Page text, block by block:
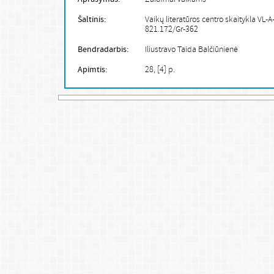
Šaltinis:
Vaikų literatūros centro skaitykla VL-A-
821.172/Gr-362
Bendradarbis: Iliustravo Taida Balčiūnienė
Apimtis: 28, [4] p.